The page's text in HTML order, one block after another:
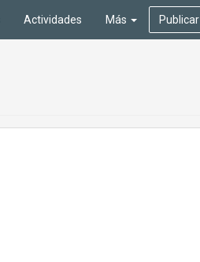
Actividades Más Publicar